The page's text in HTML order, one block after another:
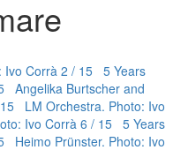
Ivo Corrà 2 / 15 5 Years
Angelika Burtscher and
LM Orchestra. Photo: Ivo
Ivo Corrà 6 / 15 5 Years
Heimo Prünster. Photo: Ivo